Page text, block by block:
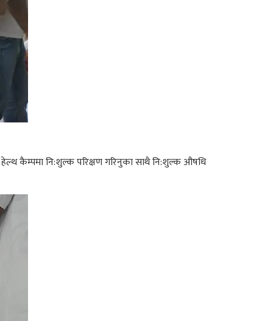
हेल्थ कैम्पमा नि:शुल्क परिक्षण गरिनुका साथै नि:शुल्क औषधि